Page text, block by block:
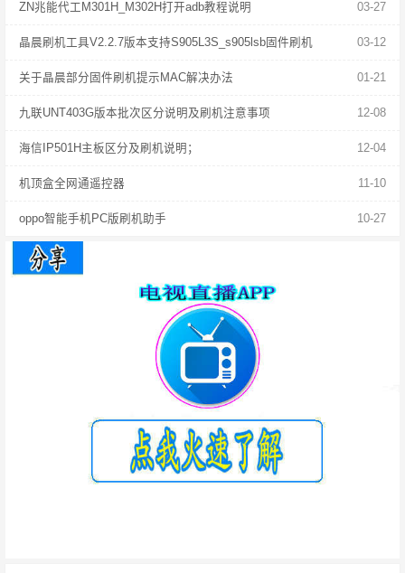
03-27
ZN兆能代工M301H_M302H打开adb教程说明
03-12
晶晨刷机工具V2.2.7版本支持S905L3S_s905lsb固件刷机
01-21
关于晶晨部分固件刷机提示MAC解决办法
12-08
九联UNT403G版本批次区分说明及刷机注意事项
12-04
海信IP501H主板区分及刷机说明；
11-10
机顶盒全网通遥控器
10-27
oppo智能手机PC版刷机助手